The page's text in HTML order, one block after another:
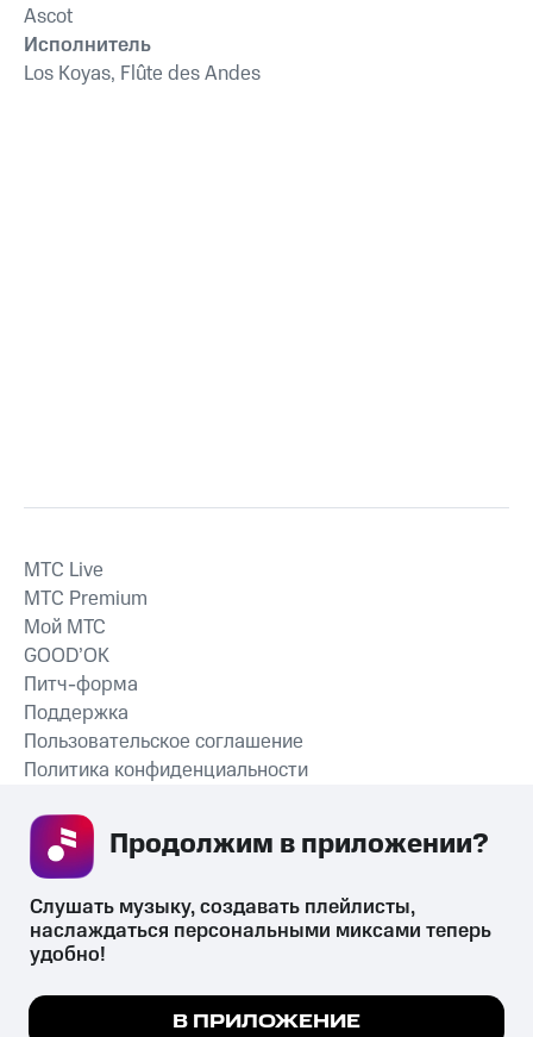
Ascot
Исполнитель
Los Koyas, Flûte des Andes
СКАЧАТЬ ПРИЛОЖЕНИЕ
MTС Live
MTС Premium
Мой МТС
GOOD’OK
Питч-форма
Поддержка
Пользовательское соглашение
Политика конфиденциальности
психотропных веществ, их аналогов причиняет вред здоровью,
их незаконный оборот запрещён и влечёт установленную
Мы используем куки, чтобы на сайте все
Слушать музыку, создавать плейлисты,
наслаждаться персональными миксами теперь
удобно!
В ПРИЛОЖЕНИЕ